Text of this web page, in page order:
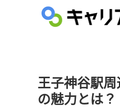
王子神谷駅
の魅力とは？